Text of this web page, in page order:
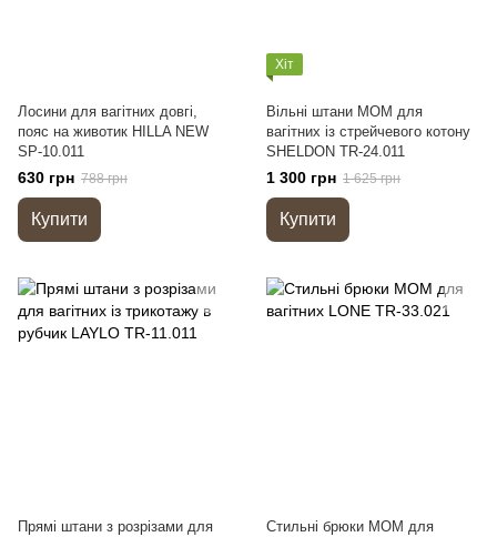
Лосини для вагітних довгі,
пояс на животик HILLA NEW
SP-10.011
630 грн 788 грн
Купити
Хіт
Вільні штани МОМ для
вагітних із стрейчевого котону
SHELDON TR-24.011
1 300 грн 1 625 грн
Купити
Прямі штани з розрізами для
Стильні брюки МОМ для